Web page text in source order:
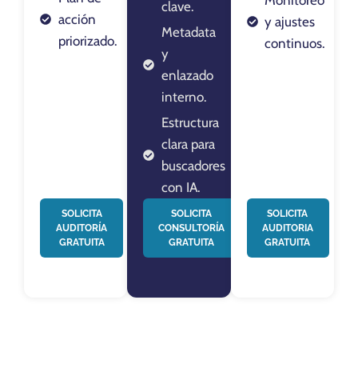
acción
priorizado.
SOLICITA
AUDITORÍA
GRATUITA
clave.
Metadata
y
enlazado
interno.
Estructura
clara para
buscadores
con IA.
SOLICITA
CONSULTORÍA
GRATUITA
y ajustes
continuos.
SOLICITA
AUDITORIA
GRATUITA